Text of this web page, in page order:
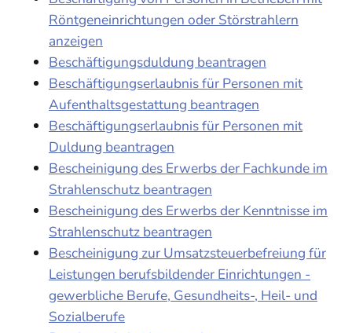
Röntgeneinrichtungen oder Störstrahlern
anzeigen
Beschäftigungsduldung beantragen
Beschäftigungserlaubnis für Personen mit
Aufenthaltsgestattung beantragen
Beschäftigungserlaubnis für Personen mit
Duldung beantragen
Bescheinigung des Erwerbs der Fachkunde im
Strahlenschutz beantragen
Bescheinigung des Erwerbs der Kenntnisse im
Strahlenschutz beantragen
Bescheinigung zur Umsatzsteuerbefreiung für
Leistungen berufsbildender Einrichtungen -
gewerbliche Berufe, Gesundheits-, Heil- und
Sozialberufe